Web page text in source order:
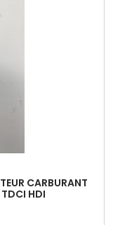
CARBURANT
HDI